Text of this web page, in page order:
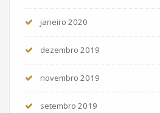
janeiro 2020
dezembro 2019
novembro 2019
setembro 2019